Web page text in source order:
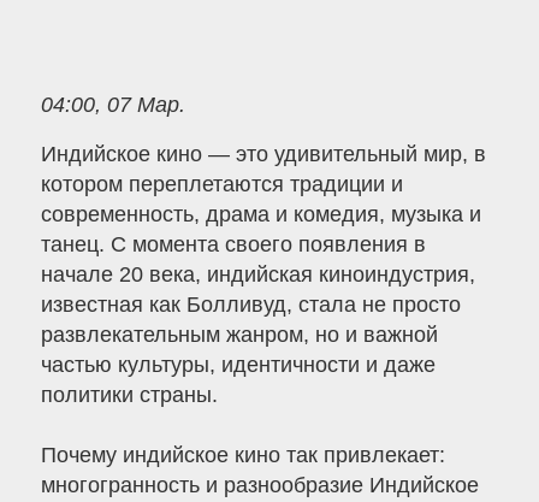
04:00, 07 Мар.
Индийское кино — это удивительный мир, в
котором переплетаются традиции и
современность, драма и комедия, музыка и
танец. С момента своего появления в
начале 20 века, индийская киноиндустрия,
известная как Болливуд, стала не просто
развлекательным жанром, но и важной
частью культуры, идентичности и даже
политики страны.
Почему индийское кино так привлекает:
многогранность и разнообразие Индийское